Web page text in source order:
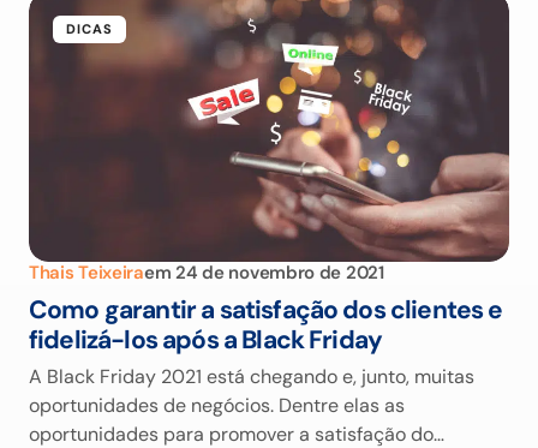
DICAS
Thais Teixeiraem 24 de novembro de 2021
Como garantir a satisfação dos clientes e
fidelizá-los após a Black Friday
A Black Friday 2021 está chegando e, junto, muitas
oportunidades de negócios. Dentre elas as
oportunidades para promover a satisfação do…